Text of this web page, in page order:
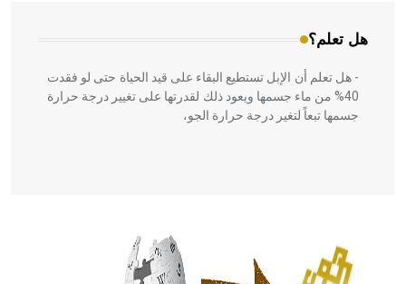
هل تعلم؟
- هل تعلم أن الإبل تستطيع البقاء على قيد الحياة حتى لو فقدت
40% من ماء جسمها ويعود ذلك لقدرتها على تغيير درجة حرارة
جسمها تبعاً لتغير درجة حرارة الجو،
الحكم، الأدلة، تنظيم التغذية، ورسالته في جروح الرأس. ويعود
له الفضل بأنه حرر الطب من الدين والفلسفة.